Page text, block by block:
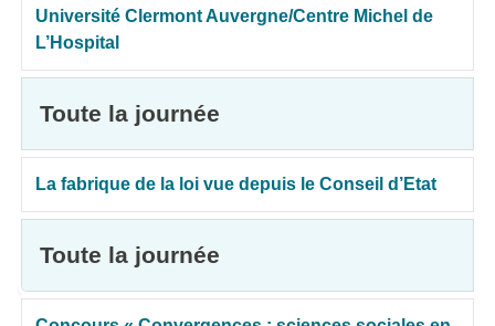
Université Clermont Auvergne/Centre Michel de
L’Hospital
Toute la journée
La fabrique de la loi vue depuis le Conseil d’Etat
Toute la journée